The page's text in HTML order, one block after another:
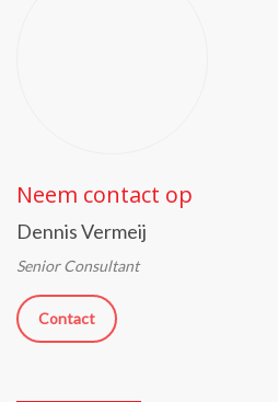
Neem contact op
Dennis Vermeij
Senior Consultant
Contact